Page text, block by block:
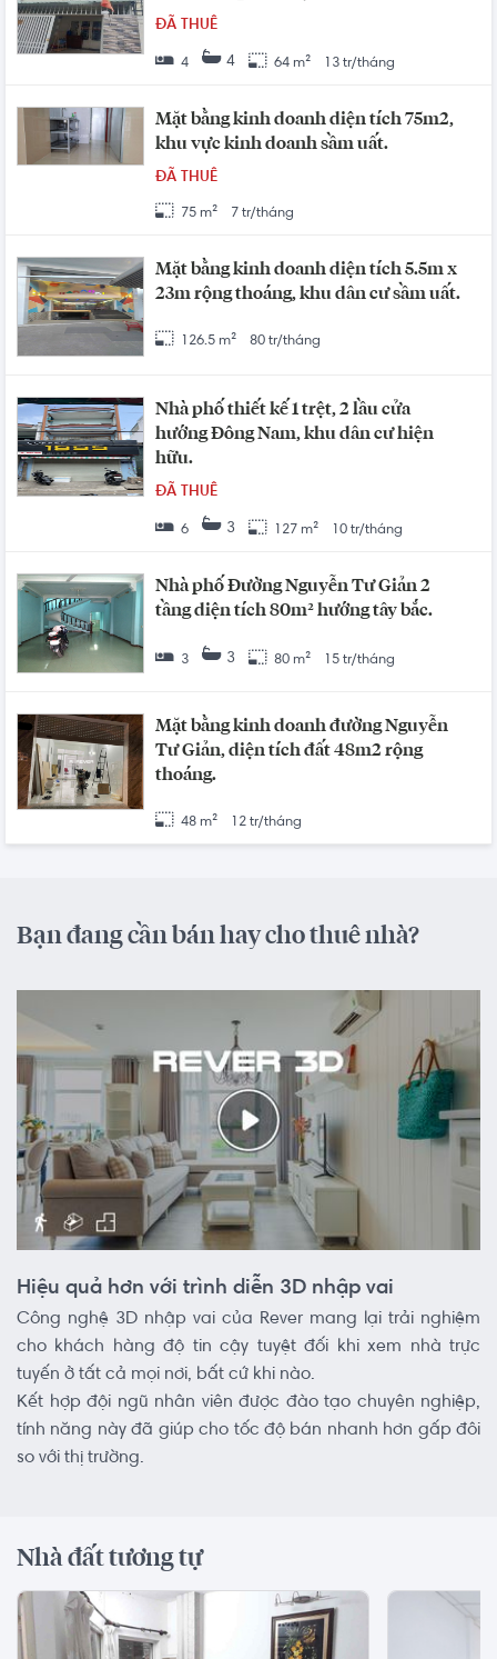
ĐÃ THUÊ
4 4 64 m² 13 tr/tháng
Mặt bằng kinh doanh diện tích 75m2,
khu vực kinh doanh sầm uất.
ĐÃ THUÊ
75 m² 7 tr/tháng
Mặt bằng kinh doanh diện tích 5.5m x
23m rộng thoáng, khu dân cư sầm uất.
126.5 m² 80 tr/tháng
Nhà phố thiết kế 1 trệt, 2 lầu cửa
hướng Đông Nam, khu dân cư hiện
hữu.
ĐÃ THUÊ
6 3 127 m² 10 tr/tháng
Nhà phố Đường Nguyễn Tư Giản 2
tầng diện tích 80m² hướng tây bắc.
3 3 80 m² 15 tr/tháng
Mặt bằng kinh doanh đường Nguyễn
Tư Giản, diện tích đất 48m2 rộng
thoáng.
48 m² 12 tr/tháng
Bạn đang cần bán hay cho thuê nhà?
Hiệu quả hơn với trình diễn 3D nhập vai
Công nghệ 3D nhập vai của Rever mang lại trải nghiệm
cho khách hàng độ tin cậy tuyệt đối khi xem nhà trực
tuyến ở tất cả mọi nơi, bất cứ khi nào.
Kết hợp đội ngũ nhân viên được đào tạo chuyên nghiệp,
tính năng này đã giúp cho tốc độ bán nhanh hơn gấp đôi
so với thị trường.
Nhà đất tương tự